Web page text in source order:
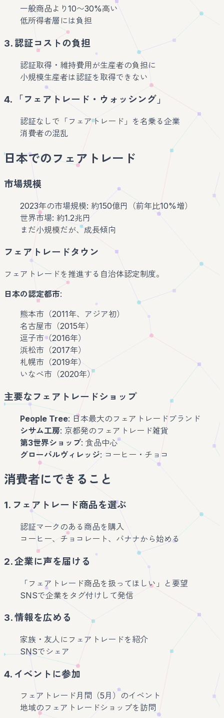
一般商品より10〜30%高い
低所得者層には負担
3. 認証コストの負担
認証取得・維持費用が生産者の負担に
小規模生産者は認証を取得できない
4. 「フェアトレード・ウォッシング」
認証なしで「フェアトレード」を名乗る企業
消費者の混乱
日本でのフェアトレード
市場規模
2023年の市場規模: 約150億円（前年比10%増）
世界市場: 約1.2兆円
まだ小規模だが、成長傾向
フェアトレードタウン
フェアトレードを推進する自治体認定制度。
日本の認定都市:
熊本市（2011年、アジア初）
名古屋市（2015年）
逗子市（2016年）
浜松市（2017年）
札幌市（2019年）
いなべ市（2020年）
主要なフェアトレードショップ
People Tree: 日本最大のフェアトレードブランド
シサム工房: 京都発のフェアトレード雑貨
第3世界ショップ: 食品中心
グローバルヴィレッジ: コーヒー・チョコ
消費者にできること
1. フェアトレード商品を選ぶ
認証マークのある商品を購入
コーヒー、チョコレート、バナナから始める
2. 企業に声を届ける
「フェアトレード商品を扱ってほしい」と要望
SNSで企業をタグ付けして発信
3. 情報を広める
家族・友人にフェアトレードを紹介
SNSでシェア
4. イベントに参加
フェアトレード月間（5月）のイベント
地域のフェアトレードショップを訪問